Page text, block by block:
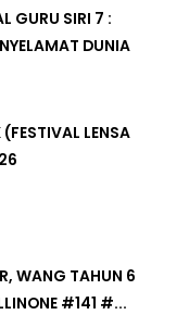
GURU SIRI 7 :
DUNIA
LENSA
WANG TAHUN 6
#141 #...